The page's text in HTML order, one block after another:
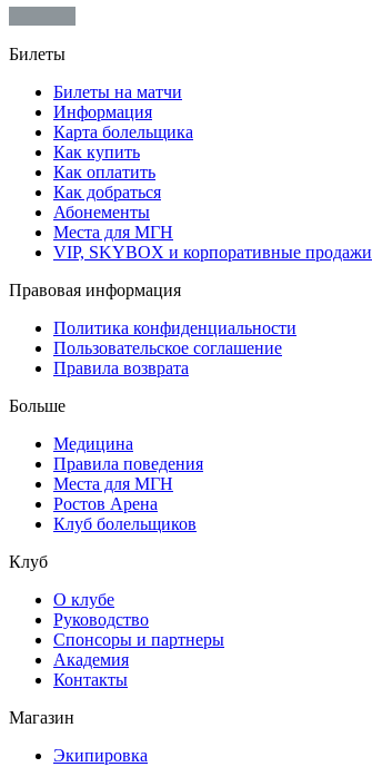
Билеты
Билеты на матчи
Информация
Карта болельщика
Как купить
Как оплатить
Как добраться
Абонементы
Места для МГН
VIP, SKYBOX и корпоративные продажи
Правовая информация
Политика конфиденциальности
Пользовательское соглашение
Правила возврата
Больше
Медицина
Правила поведения
Места для МГН
Ростов Арена
Клуб болельщиков
Клуб
О клубе
Руководство
Спонсоры и партнеры
Академия
Контакты
Магазин
Экипировка